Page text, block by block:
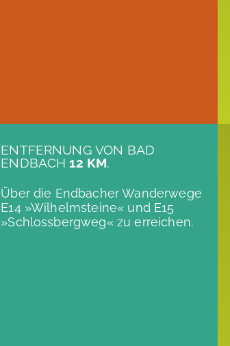
ENTFERNUNG VON BAD
ENDBACH 12 KM.
Über die Endbacher Wanderwege
E14 »Wilhelmsteine« und E15
»Schlossbergweg« zu erreichen.